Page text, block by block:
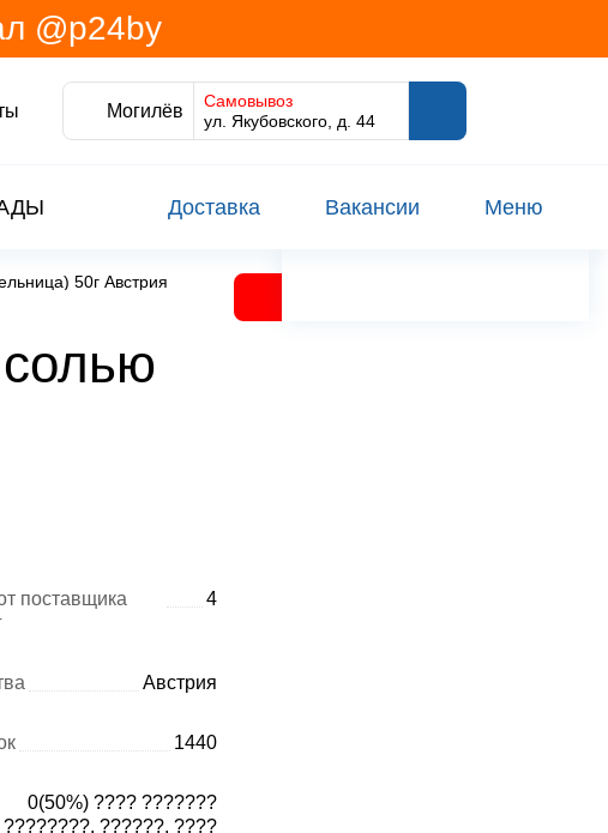
@p24by
Могилёв
Самовывоз
ул. Якубовского, д. 44
Доставка Вакансии Меню
50г Австрия
поставщика
4
Австрия
1440
0(50%) ???? ???????
????????, ??????, ????